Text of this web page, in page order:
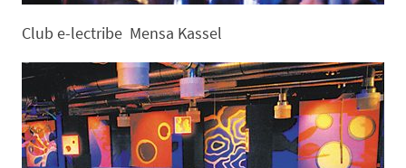
Club e-lectribe Mensa Kassel